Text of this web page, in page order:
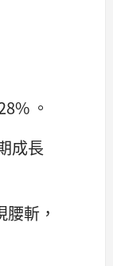
。
成長
斬，